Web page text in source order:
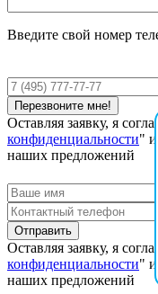
Введите свой номер
Оставляя заявку, я
конфиденциальности" и
наших предложений
Оставляя заявку, я
конфиденциальности" и
наших предложений